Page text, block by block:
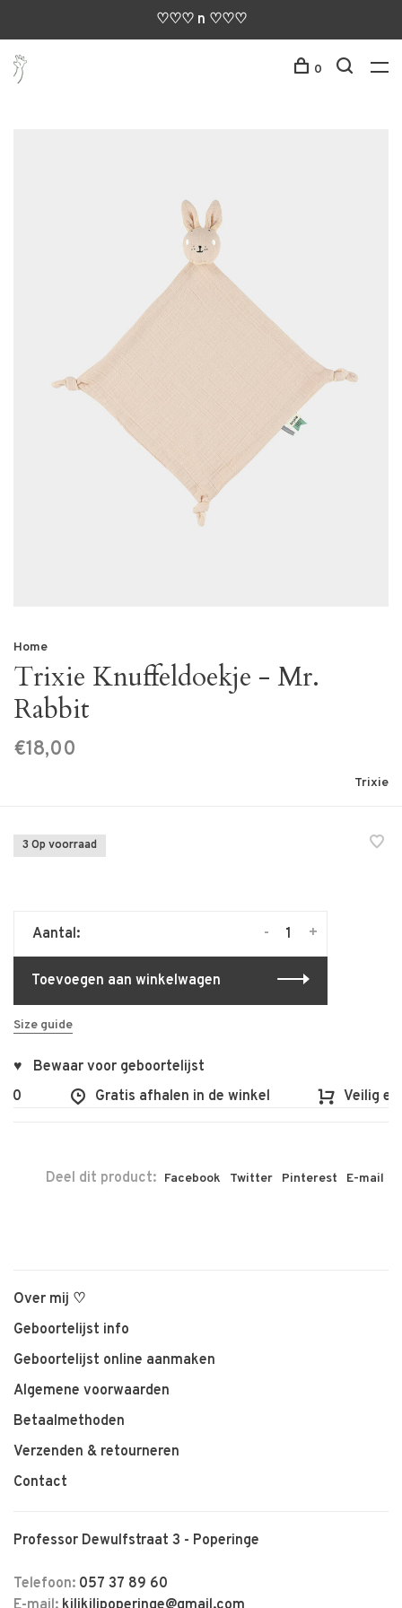
♡♡♡ n ♡♡♡
0
Home
Trixie Knuffeldoekje - Mr.
Rabbit
€18,00
Trixie
3 Op voorraad
Aantal: +
-
Toevoegen aan winkelwagen
Size guide
♥ Bewaar voor geboortelijst
Gratis afhalen in de winkel Veilig en
Deel dit product: Facebook Twitter Pinterest E-mail
Over mij ♡
Geboortelijst info
Geboortelijst online aanmaken
Algemene voorwaarden
Betaalmethoden
Verzenden & retourneren
Contact
Professor Dewulfstraat 3 - Poperinge
Telefoon: 057 37 89 60